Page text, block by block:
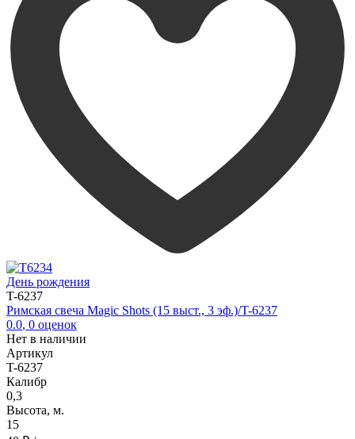
День рождения
T-6237
Римская свеча Magic Shots (15 выст., 3 эф.)/T-6237
0.0, 0 оценок
Нет в наличии
Артикул
T-6237
Калибр
0,3
Высота, м.
15